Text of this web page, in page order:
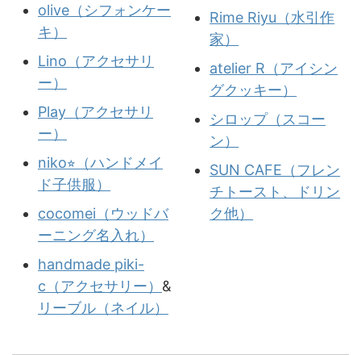
olive（シフォンケー
キ）
Lino（アクセサリ
ー）
Play（アクセサリ
ー）
niko⭐︎（ハンドメイ
ド子供服）
cocomei（ウッドバ
ーニング名入れ）
handmade piki-
c（アクセサリー） &
リーブル（ネイル）
Rime Riyu（水引作
家）
atelier R（アイシン
グクッキー）
シロップ（スコー
ン）
SUN CAFE（フレン
チトースト、ドリン
ク他）